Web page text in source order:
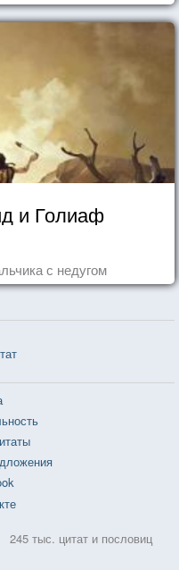
и Голиаф
с недугом
245 тыс. цитат и пословиц